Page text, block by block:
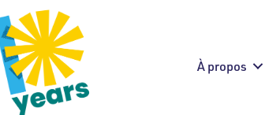
À propos